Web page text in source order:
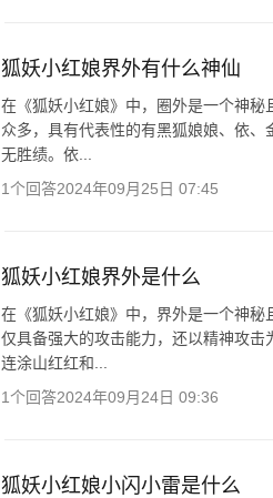
狐妖小红娘界外有什么神仙
在《狐妖小红娘》中，圈外是一个神
众多，具有代表性的有黑狐娘娘、依、
无胜绩。依...
1个回答2024年09月25日 07:45
狐妖小红娘界外是什么
在《狐妖小红娘》中，界外是一个神
仅具备强大的攻击能力，还以精神攻
连涂山红红和...
1个回答2024年09月24日 09:36
狐妖小红娘小闪小雷是什么